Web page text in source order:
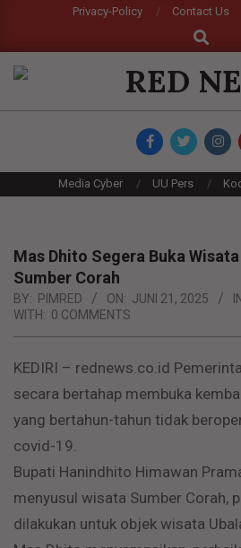
content
Privacy-Policy Contact Us
Search
RED
Media Cyber UU Pers
Mas Dhito Segera Buka
Sumber Corah
BY: PIMRED ON: JUNI 21, 2025
WITH: 0 COMMENTS
KEDIRI – rednews.co.id
secara bertahap membuka
yang bertahun-tahun tidak
covid-19.
Bupati Hanindhito Himawan
menyusul wisata Sumber Corah,
dilakukan untuk objek wisata